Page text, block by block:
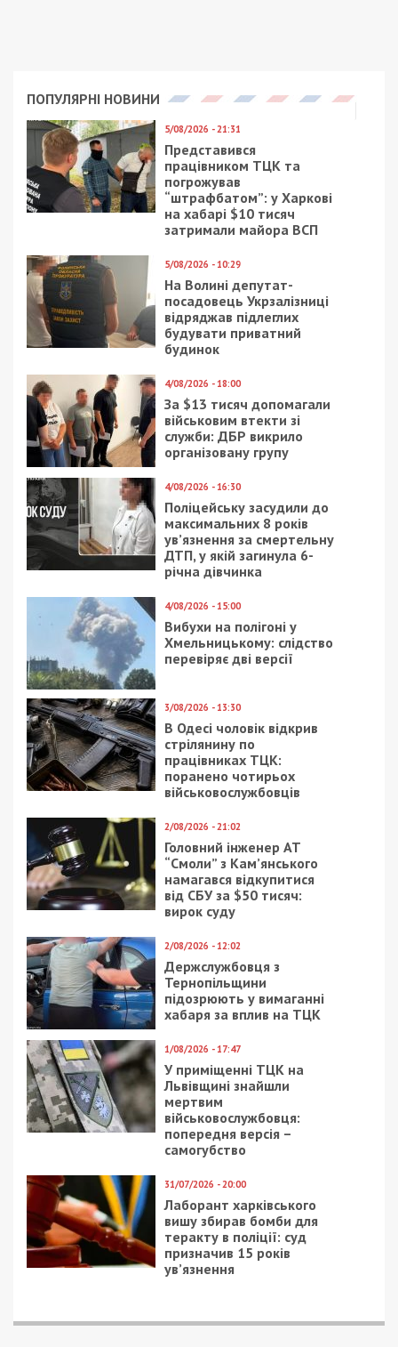
стану (ч. 2 ст. 111 КК України).
Санкція статті передбачає покарання у вигляді
довічного позбавлення волі.
Facebook
Telegram
Twitter
WhatsApp
ViberEmail
Категории:Головне за день| Метки:
коригувальник
Рекламні блоки дають нам змогу
залишатися незалежними ЗМІ, а вам -
отримувати найсвіжіші новини під ними.
Приєднуйтесь також до 49000 в Google News. Слідкуйте
за останніми новинами!
Приєднатися
Читайте також
Предыдущая статья:
На Київщині офіцери приховали
самогубство військового
Следующая статья:
Майже півтора десятки атак за день
пережила Нікопольщина
ГОЛОВНЕ ЗА ДЕНЬ
5/12/2025 - 17:50
Нардепку Ганну
спільниками викрили
на спробі “продажу”
санкцій РНБО за $250
тисяч
16/11/2018 - 12:30
В Днепре снесут
архитектуры в стиле
модерн
19/04/2024 - 20:00
обдурила державу на
55 млн грн
2/03/2017 - 16:54
Марта покупает цветы
и вазы